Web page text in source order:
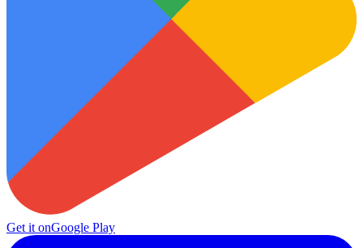
Get it onGoogle Play